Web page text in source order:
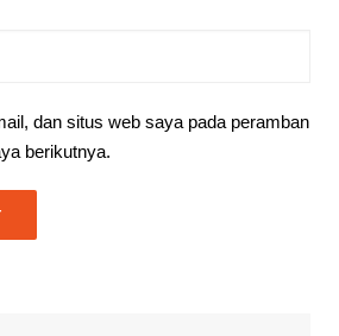
dan situs web saya pada peramban
berikutnya.